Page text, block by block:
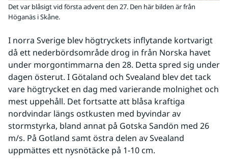
Det var blåsigt vid första advent den 27. Den här bilden är från
Höganäs i Skåne.
I norra Sverige blev högtryckets inflytande kortvarigt
då ett nederbördsområde drog in från Norska havet
under morgontimmarna den 28. Detta spred sig under
dagen österut. I Götaland och Svealand blev det tack
vare högtrycket en dag med varierande molnighet och
mest uppehåll. Det fortsatte att blåsa kraftiga
nordvindar längs ostkusten med byvindar av
stormstyrka, bland annat på Gotska Sandön med 26
m/s. På Gotland samt östra delen av Svealand
uppmättes ett nysnötäcke på 1-10 cm.